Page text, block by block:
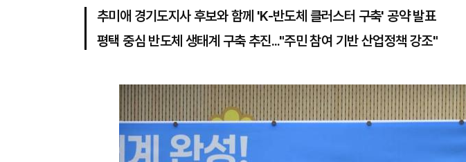
추미애 경기도지사 후보와 함께 'K-반도체 클러스터 구축' 공약 발표
평택 중심 반도체 생태계 구축 추진..."주민 참여 기반 산업정책 강조"